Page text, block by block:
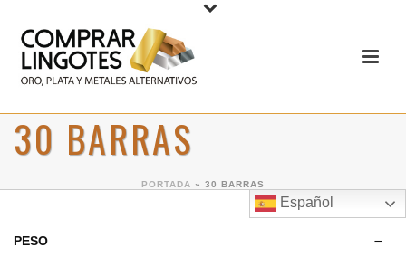
30 BARRAS
PORTADA » 30 BARRAS
Español
PESO